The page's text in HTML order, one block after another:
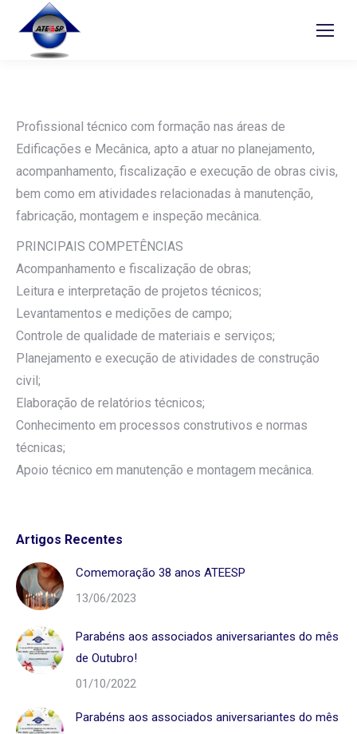
Profissional técnico com formação nas áreas de
Edificações e Mecânica, apto a atuar no planejamento,
acompanhamento, fiscalização e execução de obras civis,
bem como em atividades relacionadas à manutenção,
fabricação, montagem e inspeção mecânica.
PRINCIPAIS COMPETÊNCIAS
Acompanhamento e fiscalização de obras;
Leitura e interpretação de projetos técnicos;
Levantamentos e medições de campo;
Controle de qualidade de materiais e serviços;
Planejamento e execução de atividades de construção
civil;
Elaboração de relatórios técnicos;
Conhecimento em processos construtivos e normas
técnicas;
Apoio técnico em manutenção e montagem mecânica.
Artigos Recentes
Comemoração 38 anos ATEESP
13/06/2023
Parabéns aos associados aniversariantes do mês
de Outubro!
01/10/2022
Parabéns aos associados aniversariantes do mês